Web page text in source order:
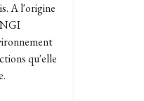
A l'origine
qu'elle